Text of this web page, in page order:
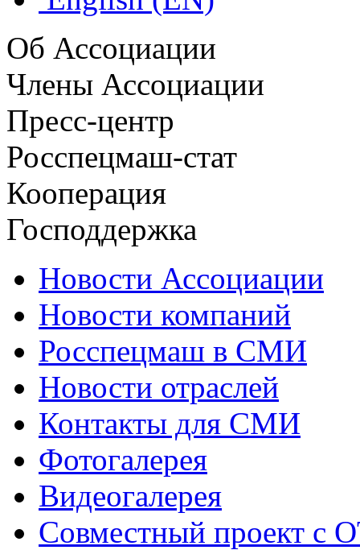
Об Ассоциации
Члены Ассоциации
Пресс-центр
Росспецмаш-стат
Кооперация
Господдержка
Новости Ассоциации
Новости компаний
Росспецмаш в СМИ
Новости отраслей
Контакты для СМИ
Фотогалерея
Видеогалерея
Совместный проект с